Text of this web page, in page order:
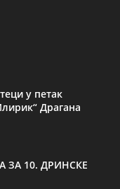
у петак
Драгана
ЗА 10. ДРИНСКЕ